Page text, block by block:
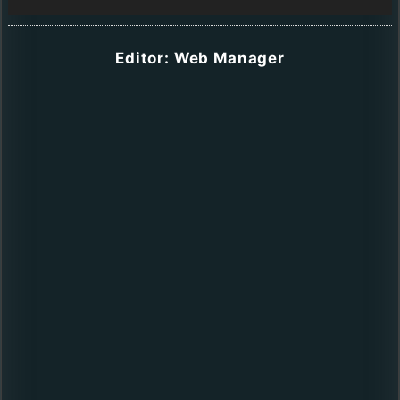
Editor: Web Manager